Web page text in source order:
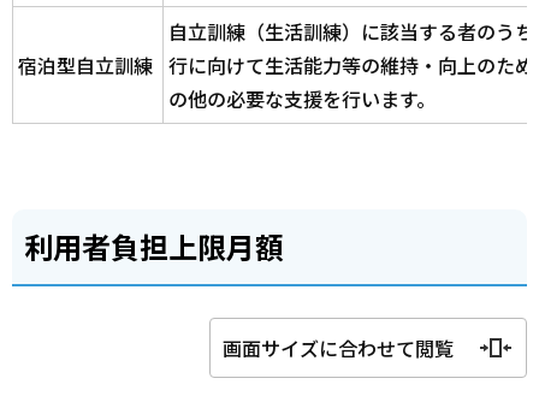
宿泊型自立訓練
自立訓練（生活訓練）に該当する者のう
行に向けて生活能力等の維持・向上のた
の他の必要な支援を行います。
利用者負担上限月額
画面サイズに合わせて閲覧